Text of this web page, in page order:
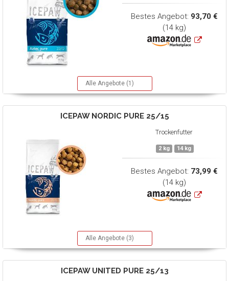
Bestes Angebot: 93,70 €
(14 kg)
Alle Angebote (1)
ICEPAWNORDIC PURE 25/15
Trockenfutter
2 kg 14 kg
Bestes Angebot: 73,99 €
(14 kg)
Alle Angebote (3)
ICEPAWUNITED PURE 25/13